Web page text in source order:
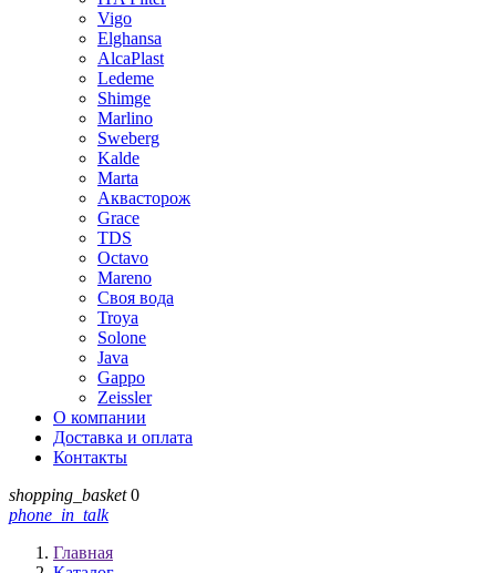
Vigo
Elghansa
AlcaPlast
Ledeme
Shimge
Marlino
Sweberg
Kalde
Marta
Аквасторож
Grace
TDS
Octavo
Mareno
Своя вода
Troya
Solone
Java
Gappo
Zeissler
О компании
Доставка и оплата
Контакты
shopping_basket 0
phone_in_talk
Главная